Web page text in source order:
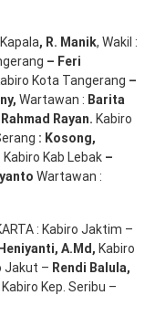
, R. Manik, Wakil :
– Feri
Kota Tangerang –
, Wartawan : Barita
Rahmad Rayan. Kabiro
: Kosong,
Kabiro Kab Lebak –
Wartawan :
: Kabiro Jaktim –
A.Md , Kabiro
Jakut – Rendi Balula,
Kabiro Kep. Seribu –